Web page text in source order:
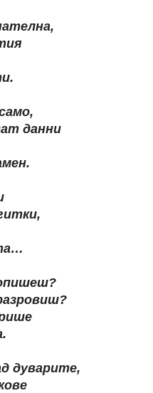
данни
дуварите,